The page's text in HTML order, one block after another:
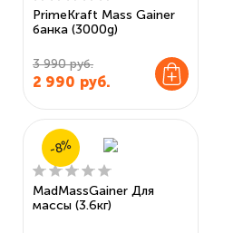
PrimeKraft Mass Gainer
банка (3000g)
3 990 руб.
2 990 руб.
MadMassGainer Для
массы (3.6кг)
-8%